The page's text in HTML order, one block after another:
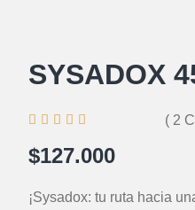
SYSADOX
     ( 2
$127.000
¡Sysadox: tu ruta hacia